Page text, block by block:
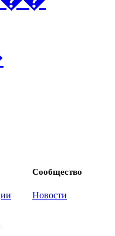
Сообщество
Новости